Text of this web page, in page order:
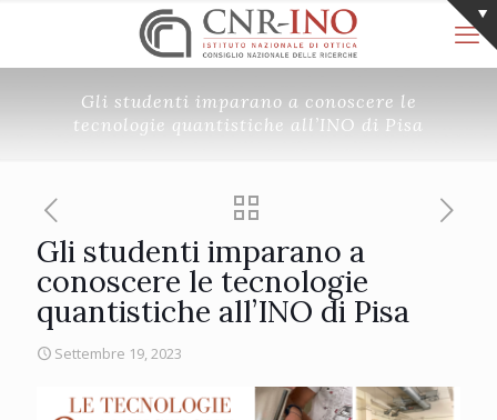
Gli studenti imparano a conoscere le
tecnologie quantistiche all’INO di Pisa
Gli studenti imparano a
conoscere le tecnologie
quantistiche all’INO di Pisa
Settembre 19, 2023